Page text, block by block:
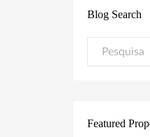
Blog Search
Featured